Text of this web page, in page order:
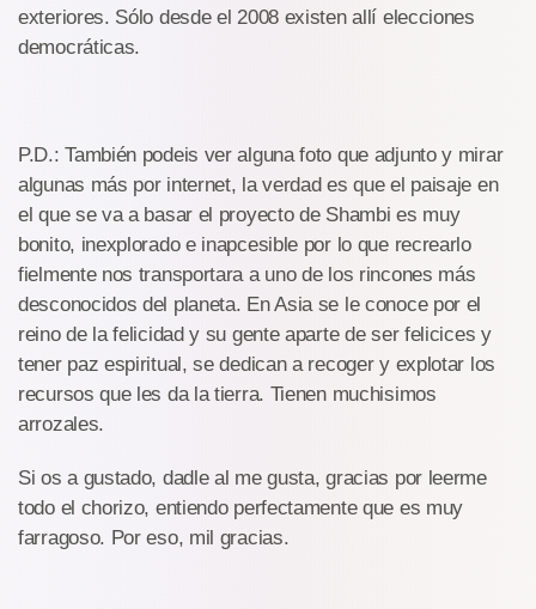
exteriores. Sólo desde el 2008 existen allí elecciones
democráticas.
P.D.: También podeis ver alguna foto que adjunto y mirar
algunas más por internet, la verdad es que el paisaje en
el que se va a basar el proyecto de Shambi es muy
bonito, inexplorado e inapcesible por lo que recrearlo
fielmente nos transportara a uno de los rincones más
desconocidos del planeta. En Asia se le conoce por el
reino de la felicidad y su gente aparte de ser felicices y
tener paz espiritual, se dedican a recoger y explotar los
recursos que les da la tierra. Tienen muchisimos
arrozales.
Si os a gustado, dadle al me gusta, gracias por leerme
todo el chorizo, entiendo perfectamente que es muy
farragoso. Por eso, mil gracias.